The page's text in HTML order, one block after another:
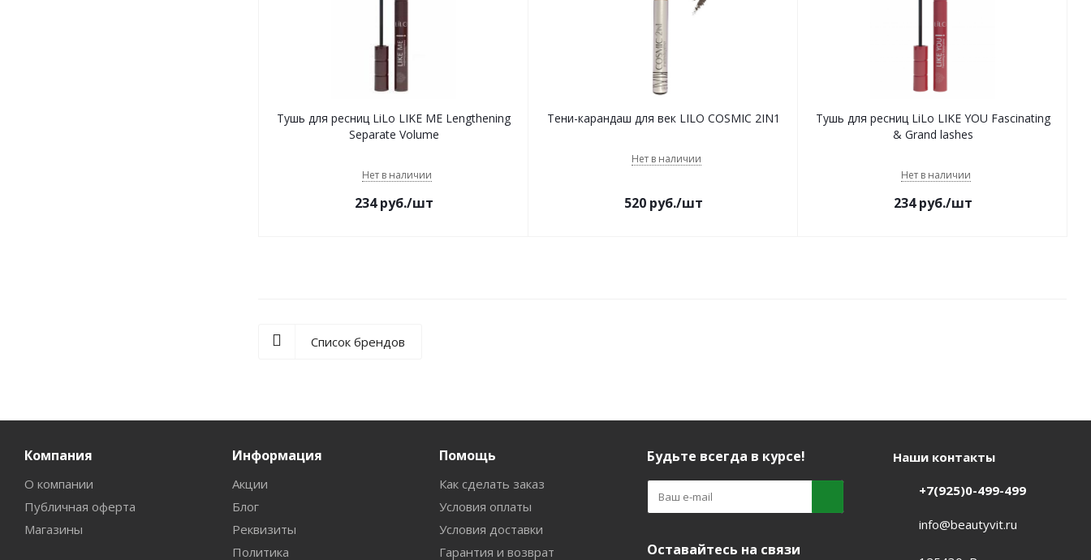
Тушь для ресниц LiLo LIKE ME Lengthening
Separate Volume
Нет в наличии
234руб./шт
Тени-карандаш для век LILO COSMIC 2IN1
Нет в наличии
520руб./шт
Тушь для ресниц LiLo LIKE YOU Fascinating
& Grand lashes
Нет в наличии
234руб./шт
Список брендов
Компания
О компании
Публичная оферта
Магазины
Информация
Акции
Блог
Реквизиты
Политика
Помощь
Как сделать заказ
Условия оплаты
Условия доставки
Гарантия и возврат
Будьте всегда в курсе!
Оставайтесь на связи
Наши контакты
+7(925)0-499-499
info@beautyvit.ru